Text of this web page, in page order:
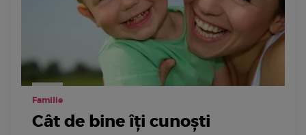
Familie
Cât de bine îţi cunoşti